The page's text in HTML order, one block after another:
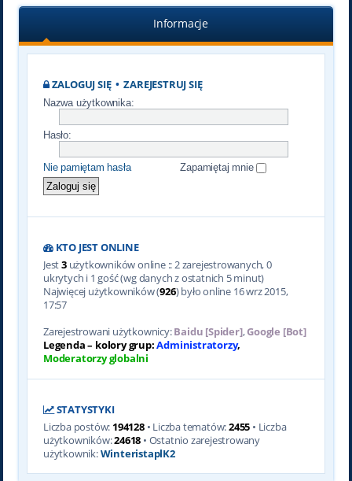
Informacje
ZALOGUJ SIĘ•ZAREJESTRUJ SIĘ
Nazwa użytkownika:
Hasło:
Nie pamiętam hasła Zapamiętaj mnie
KTO JEST ONLINE
Jest3użytkowników online :: 2 zarejestrowanych, 0
ukrytych i 1 gość (wg danych z ostatnich 5 minut)
Najwięcej użytkowników (926) było online 16 wrz 2015,
17:57
Zarejestrowani użytkownicy:Baidu [Spider],Google [Bot]
Legenda – kolory grup:Administratorzy,
Moderatorzy globalni
STATYSTYKI
Liczba postów: 194128• Liczba tematów:2455 • Liczba
użytkowników:24618 • Ostatnio zarejestrowany
użytkownik:WinteristaplK2